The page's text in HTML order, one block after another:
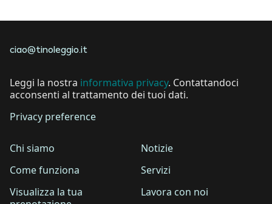
ciao@tinoleggio.it
Leggi la nostra informativa privacy. Contattandoci
acconsenti al trattamento dei tuoi dati.
Privacy preference
Chi siamo
Come funziona
Visualizza la tua
Notizie
Servizi
Lavora con noi